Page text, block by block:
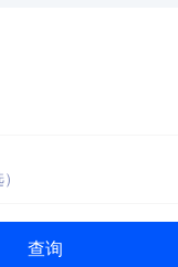
查询